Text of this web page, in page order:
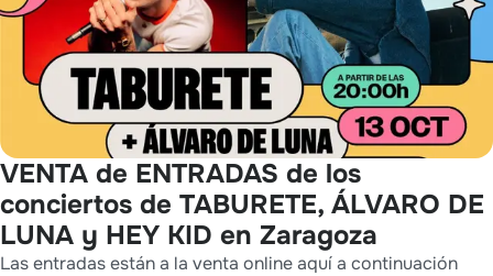
VENTA de ENTRADAS de los
conciertos de TABURETE, ÁLVARO DE
LUNA y HEY KID en Zaragoza
Las entradas están a la venta online aquí a continuación